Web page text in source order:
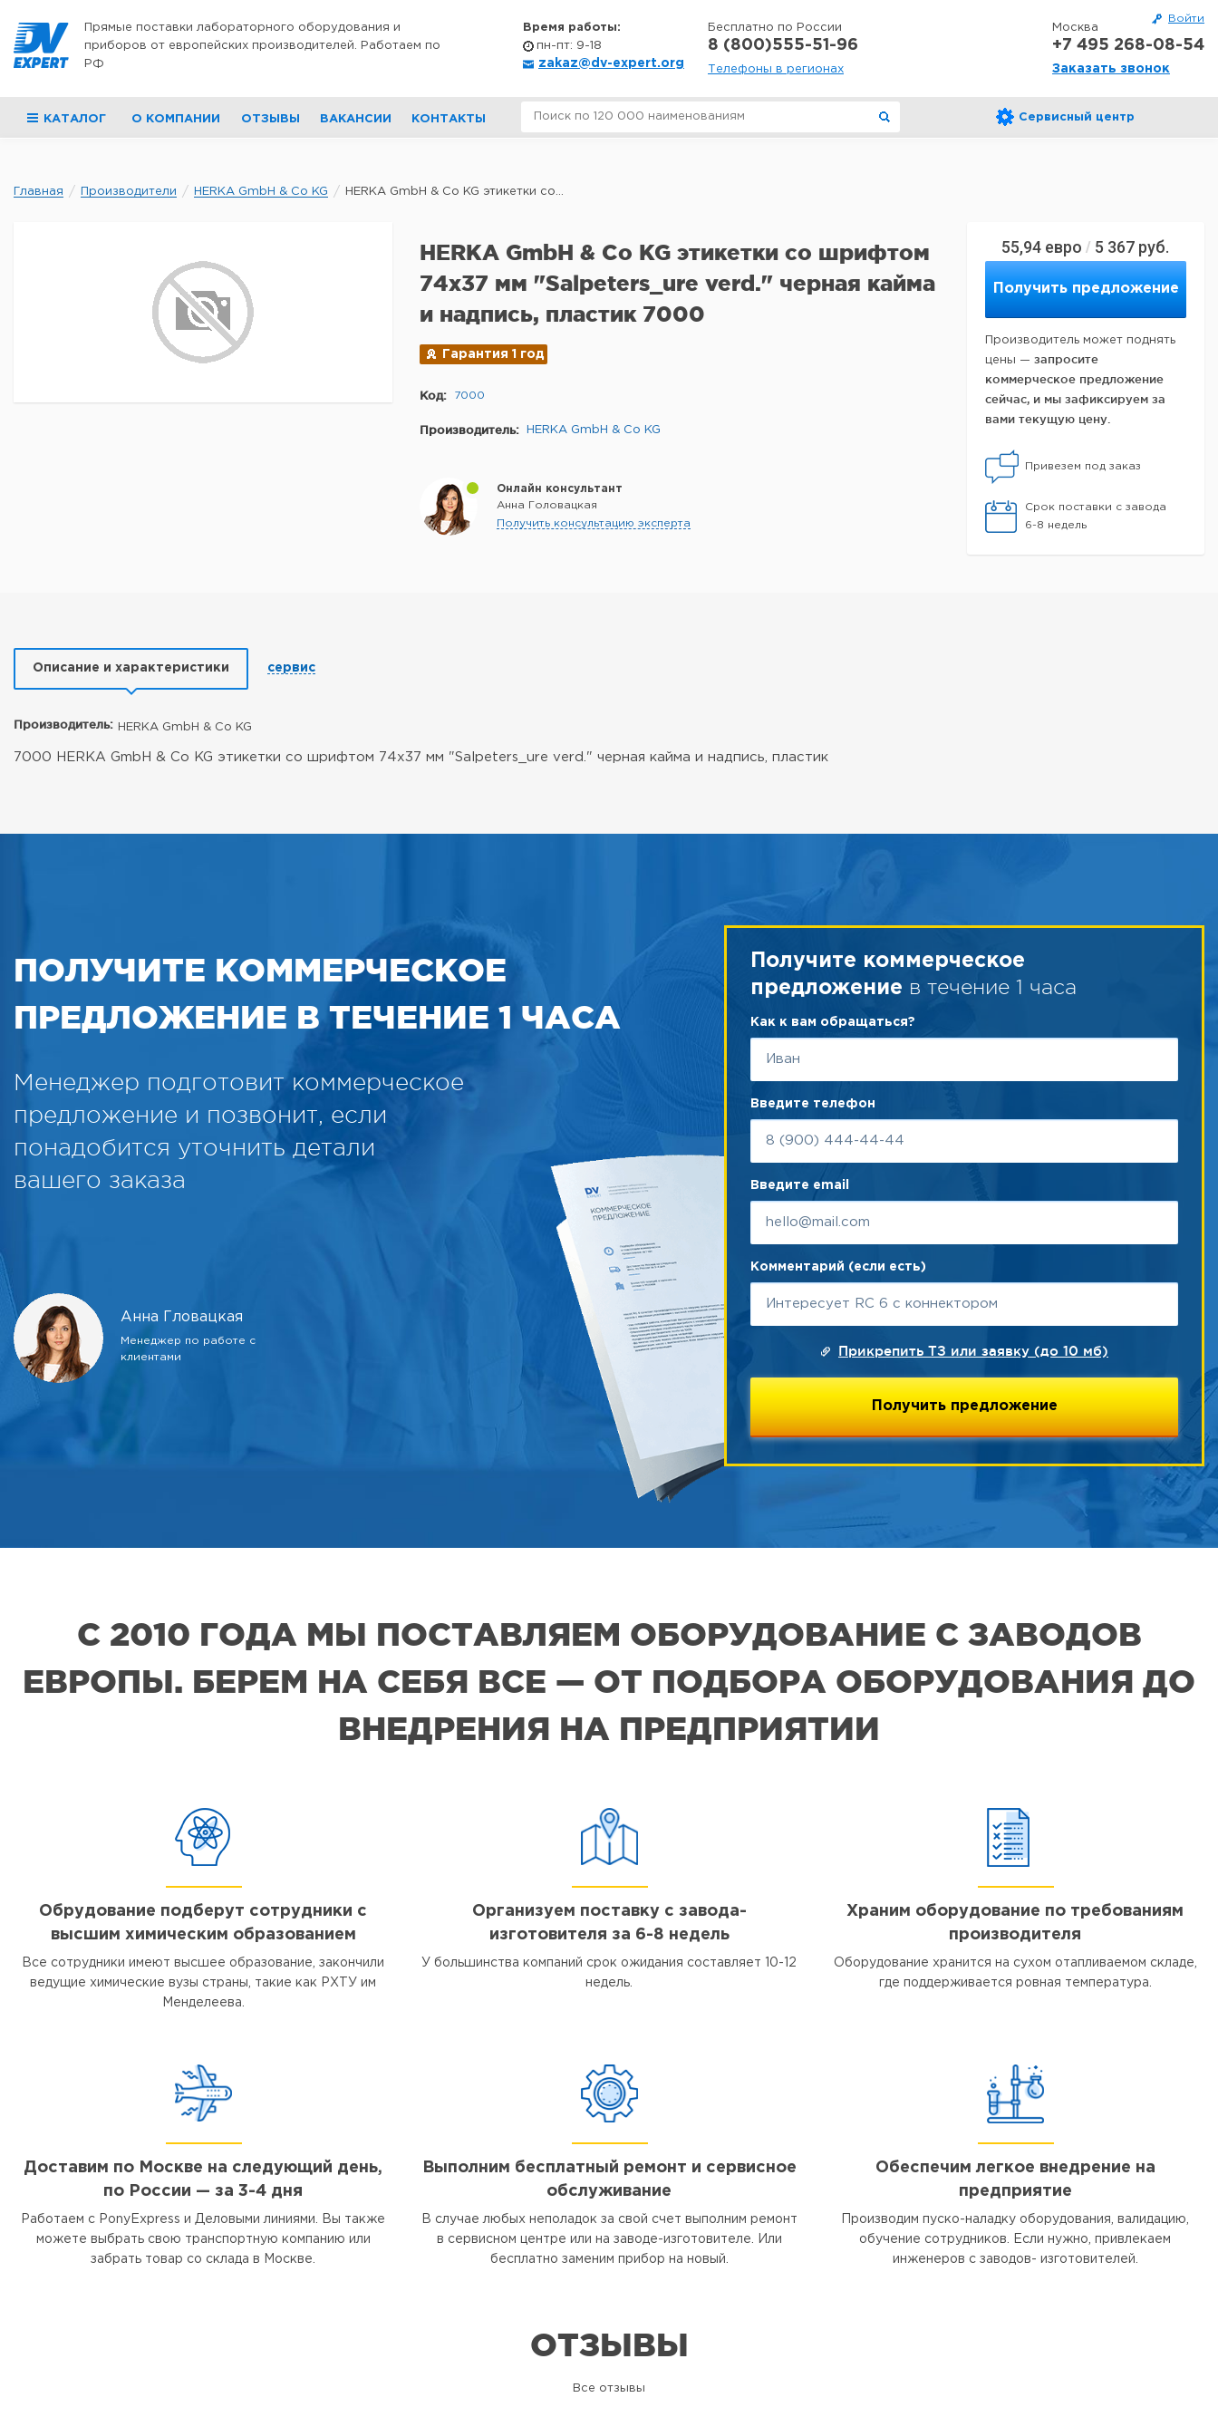
Войти
Прямые поставки лабораторного оборудования и
приборов от европейских производителей. Работаем по
РФ
Время работы:
пн-пт: 9-18
zakaz@dv-expert.org
Бесплатно по России
8 (800)555-51-96
Телефоны в регионах
Москва
+7 495 268-08-54
Заказать звонок
КАТАЛОГ О КОМПАНИИ ОТЗЫВЫ ВАКАНСИИ КОНТАКТЫ Сервисный центр
Главная Производители HERKA GmbH & Co KG HERKA GmbH & Co KG этикетки со...
55,94 евро / 5 367 руб.
Получить предложение
Производитель может поднять
цены — запросите
коммерческое предложение
сейчас, и мы зафиксируем за
вами текущую цену.
Привезем под заказ
Срок поставки с завода
6-8 недель
HERKA GmbH & Co KG этикетки со шрифтом
74x37 мм "Salpeters_ure verd." черная кайма
и надпись, пластик 7000
Гарантия 1 год
Код: 7000
Производитель: HERKA GmbH & Co KG
Онлайн консультант
Анна Головацкая
Получить консультацию эксперта
Описание и характеристики сервис
Производитель: HERKA GmbH & Co KG
7000 HERKA GmbH & Co KG этикетки со шрифтом 74x37 мм "Salpeters_ure verd." черная кайма и надпись, пластик
ПОЛУЧИТЕ КОММЕРЧЕСКОЕ
ПРЕДЛОЖЕНИЕ В ТЕЧЕНИЕ 1 ЧАСА
Менеджер подготовит коммерческое
предложение и позвонит, если
понадобится уточнить детали
вашего заказа
Анна Гловацкая
Менеджер по работе с
клиентами
Получите коммерческое
предложение в течение 1 часа
Как к вам обращаться?
Введите телефон
Введите email
Комментарий (если есть)
Прикрепить ТЗ или заявку (до 10 мб)
С 2010 ГОДА МЫ ПОСТАВЛЯЕМ ОБОРУДОВАНИЕ С ЗАВОДОВ
ЕВРОПЫ. БЕРЕМ НА СЕБЯ ВСЕ — ОТ ПОДБОРА ОБОРУДОВАНИЯ ДО
ВНЕДРЕНИЯ НА ПРЕДПРИЯТИИ
Обрудование подберут сотрудники с
высшим химическим образованием
Все сотрудники имеют высшее образование, закончили
ведущие химические вузы страны, такие как РХТУ им
Менделеева.
Организуем поставку с завода-
изготовителя за 6-8 недель
У большинства компаний срок ожидания составляет 10-12
недель.
Храним оборудование по требованиям
производителя
Оборудование хранится на сухом отапливаемом складе,
где поддерживается ровная температура.
Доставим по Москве на следующий день,
по России — за 3-4 дня
Работаем с PonyExpress и Деловыми линиями. Вы также
можете выбрать свою транспортную компанию или
забрать товар со склада в Москве.
Выполним бесплатный ремонт и сервисное
обслуживание
В случае любых неполадок за свой счет выполним ремонт
в сервисном центре или на заводе-изготовителе. Или
бесплатно заменим прибор на новый.
Обеспечим легкое внедрение на
предприятие
Производим пуско-наладку оборудования, валидацию,
обучение сотрудников. Если нужно, привлекаем
инженеров с заводов- изготовителей.
ОТЗЫВЫ
Все отзывы